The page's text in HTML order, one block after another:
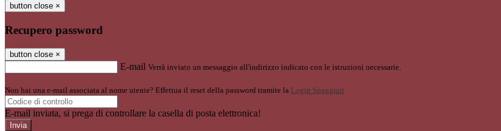
button close ×
Recupero password
button close ×
E-mail Verrà inviato un messaggio all'indirizzo indicato con le istruzioni necessarie.
Non hai una e-mail associata al nome utente? Effettua il reset della password tramite la Login Spaggiari
E-mail inviata, si prega di controllare la casella di posta elettronica!